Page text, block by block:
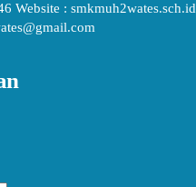
Website : smkmuh2wates.sch.id